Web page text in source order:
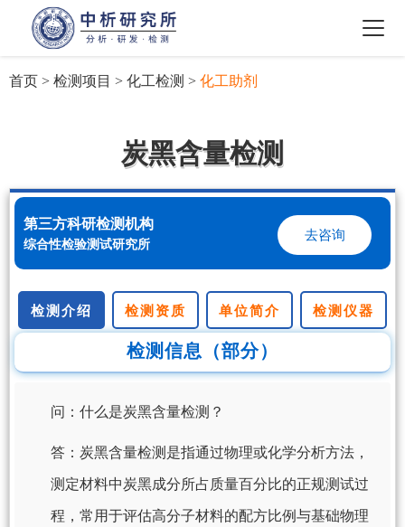
首页 > 检测项目 > 化工检测 > 化工助剂
炭黑含量检测
第三方科研检测机构
综合性检验测试研究所
去咨询
检测介绍 检测资质 单位简介 检测仪器
检测信息（部分）
问：什么是炭黑含量检测？
答：炭黑含量检测是指通过物理或化学分析方法，
测定材料中炭黑成分所占质量百分比的正规测试过
程，常用于评估高分子材料的配方比例与基础物理